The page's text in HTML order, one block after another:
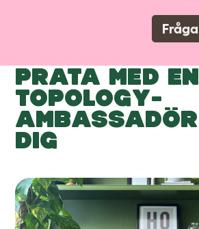
PRATA MED EN
TOPOLOGY-
DIG